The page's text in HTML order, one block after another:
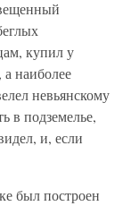
купил у
наиболее
невьянскому
в подземелье,
и, если
был построен